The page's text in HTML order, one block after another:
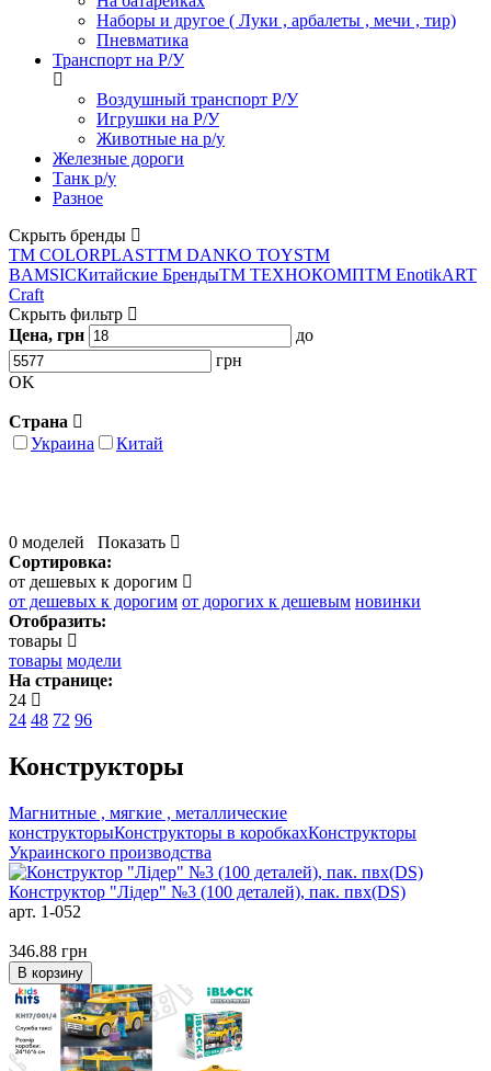
Наборы и другое ( Луки , арбалеты , мечи , тир)
Пневматика
Транспорт на Р/У
Воздушный транспорт Р/У
Игрушки на Р/У
Животные на р/у
Железные дороги
Танк р/у
Разное
Скрыть бренды
ТМ COLORPLASTТМ DANKO TOYSТМ
BAMSICКитайские БрендыТМ ТЕХНОКОМПТМ EnotikART
Craft
Скрыть фильтр
Цена, грн
до
грн
OK
Страна
Украина
Китай
0 моделей
Показать
Сортировка:
от дешевых к дорогим
от дешевых к дорогим от дорогих к дешевым новинки
Отобразить:
товары
товары модели
На странице:
24
24 48 72 96
Конструкторы
Магнитные , мягкие , металлические
конструкторыКонструкторы в коробкахКонструкторы
Украинского производства
Конструктор "Лідер" №3 (100 деталей), пак. пвх(DS)
арт. 1-052
346.88 грн
В корзину